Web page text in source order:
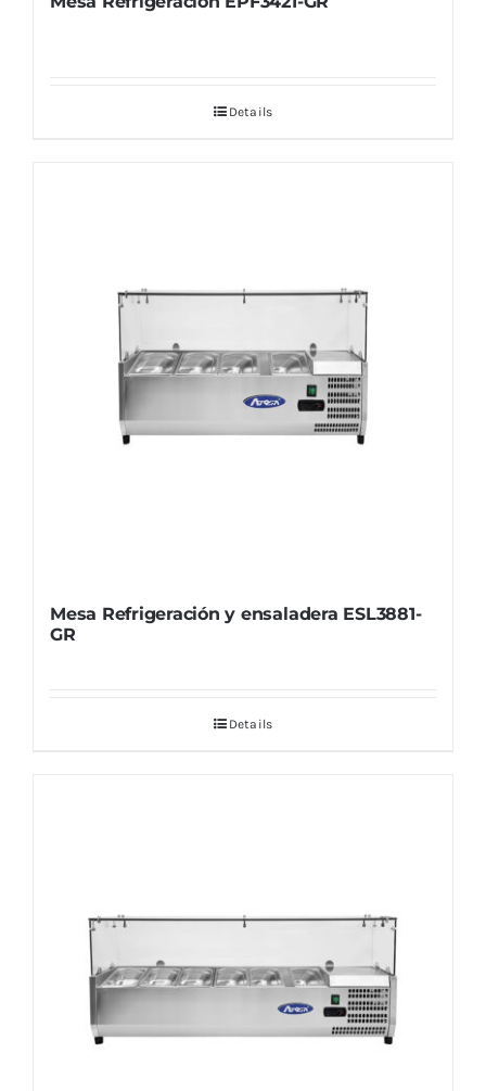
Details
Mesa Refrigeración y ensaladera ESL3881-
GR
Details